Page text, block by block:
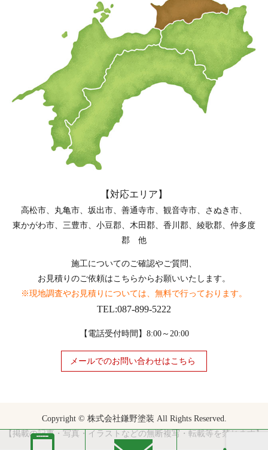
【対応エリア】
高松市、丸亀市、坂出市、善通寺市、観音寺市、さぬき市、
東かがわ市、三豊市、小豆郡、木田郡、香川郡、綾歌郡、仲多度
郡 他
施工についてのご確認やご質問、
お見積りのご依頼はこちらからお願いいたします。
※現地調査やお見積りについては、無料で行っております。
TEL:087-899-5222
【電話受付時間】8:00～20:00
メールでのお問い合わせはこちら
Copyright © 株式会社鎌野塗装 All Rights Reserved.
【掲載の記事・写真・イラストなどの無断複写・転載等を禁じます】